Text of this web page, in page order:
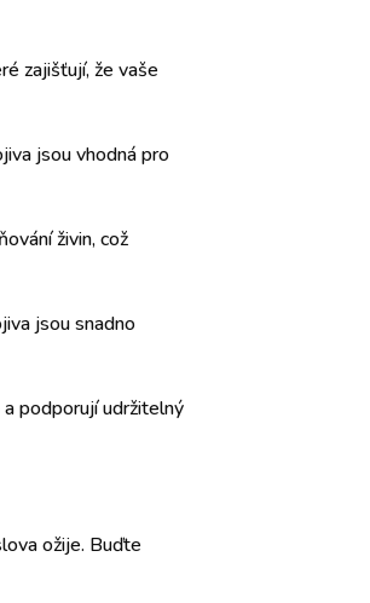
zajišťují, že vaše
jsou vhodná pro
živin, což
jsou snadno
podporují udržitelný
ožije. Buďte